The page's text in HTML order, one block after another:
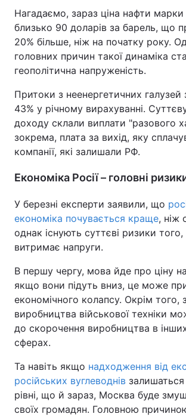
Тема оформлення
Нагадаємо, зараз ціна нафти
близько 90 доларів за барель, що
20% більше, ніж на початку року.
головних причин такої динаміка
геополітична напруженість.
Притоки з неенергетичних галузей
43% у річному вирахуванні.
доходу склали виплати "разового
зокрема, плата за вихід, яку
компанії, які залишали РФ.
Економіка Росії – головні
У березні експерти заявили, що
економіка почувається краще, ніж
однак існують суттєві ризики
витримає напруги.
В першу чергу, мова йде про ціну на
якщо вони підуть вниз, це може
економічного колапсу. Окрім того,
виробництва військової техніки
до скорочення виробництва в
сферах.
Та навіть якщо надходження від
російських вуглеводнів
рівні, що й зараз, Москва буде
своїх громадян. Головною